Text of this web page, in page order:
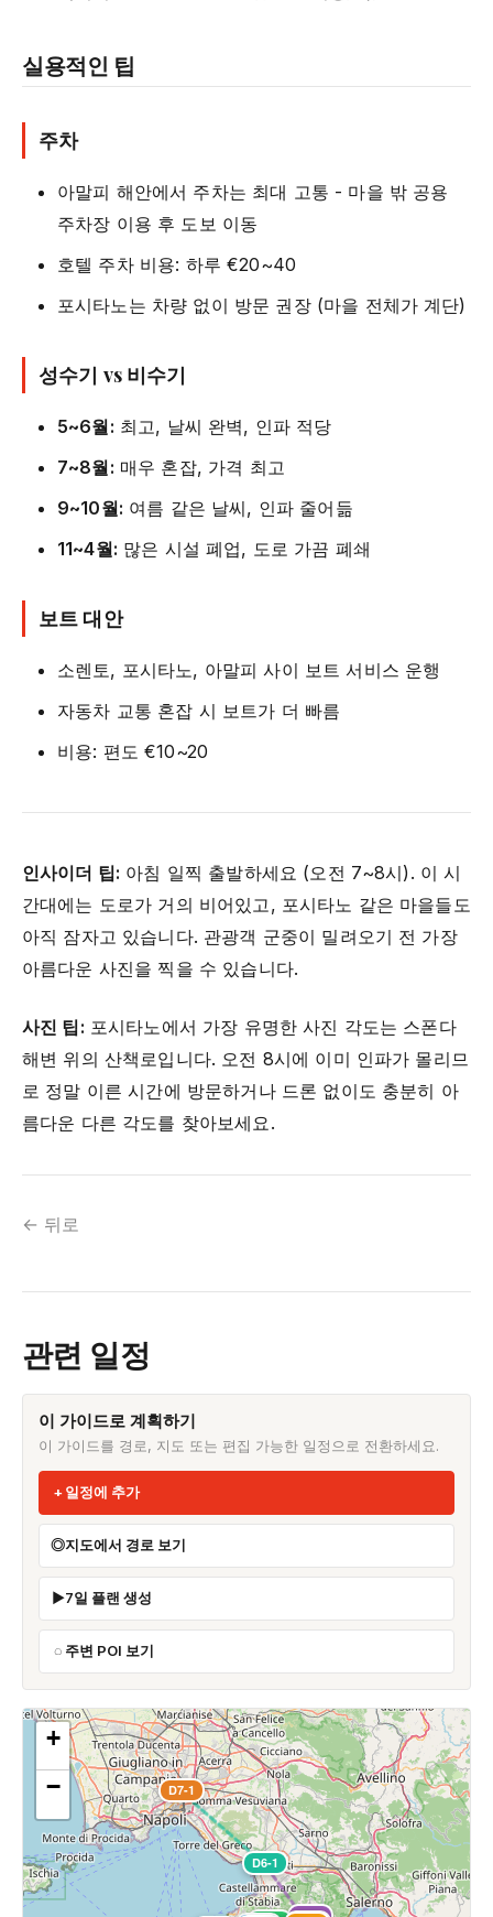
실용적인 팁
주차
아말피 해안에서 주차는 최대 고통 - 마을 밖 공용
주차장 이용 후 도보 이동
호텔 주차 비용: 하루 €20~40
포시타노는 차량 없이 방문 권장 (마을 전체가 계단)
성수기 vs 비수기
5~6월: 최고, 날씨 완벽, 인파 적당
7~8월: 매우 혼잡, 가격 최고
9~10월: 여름 같은 날씨, 인파 줄어듦
11~4월: 많은 시설 폐업, 도로 가끔 폐쇄
보트 대안
소렌토, 포시타노, 아말피 사이 보트 서비스 운행
자동차 교통 혼잡 시 보트가 더 빠름
비용: 편도 €10~20
인사이더 팁: 아침 일찍 출발하세요 (오전 7~8시). 이 시
간대에는 도로가 거의 비어있고, 포시타노 같은 마을들도
아직 잠자고 있습니다. 관광객 군중이 밀려오기 전 가장
아름다운 사진을 찍을 수 있습니다.
사진 팁: 포시타노에서 가장 유명한 사진 각도는 스폰다
해변 위의 산책로입니다. 오전 8시에 이미 인파가 몰리므
로 정말 이른 시간에 방문하거나 드론 없이도 충분히 아
름다운 다른 각도를 찾아보세요.
← 뒤로
관련 일정
이 가이드로 계획하기
이 가이드를 경로, 지도 또는 편집 가능한 일정으로 전환하세요.
일정에 추가
지도에서 경로 보기
7일 플랜 생성
주변 POI 보기
D6-1
D7-1
+
−